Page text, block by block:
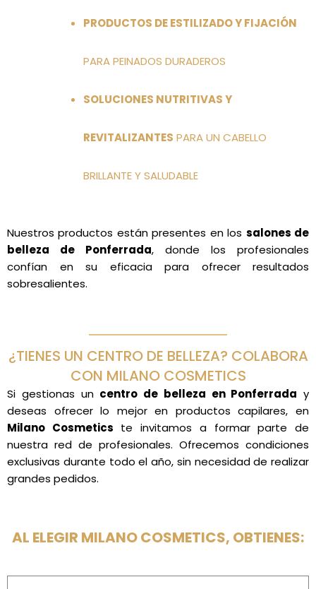
PRODUCTOS DE ESTILIZADO Y FIJACIÓN
PARA PEINADOS DURADEROS
SOLUCIONES NUTRITIVAS Y
REVITALIZANTES PARA UN CABELLO
BRILLANTE Y SALUDABLE
Nuestros productos están presentes en los salones de
belleza de Ponferrada, donde los profesionales
confían en su eficacia para ofrecer resultados
sobresalientes.
¿TIENES UN CENTRO DE BELLEZA? COLABORA
CON MILANO COSMETICS
Si gestionas un centro de belleza en Ponferrada y
deseas ofrecer lo mejor en productos capilares, en
Milano Cosmetics te invitamos a formar parte de
nuestra red de profesionales. Ofrecemos condiciones
exclusivas durante todo el año, sin necesidad de realizar
grandes pedidos.
AL ELEGIR MILANO COSMETICS, OBTIENES: